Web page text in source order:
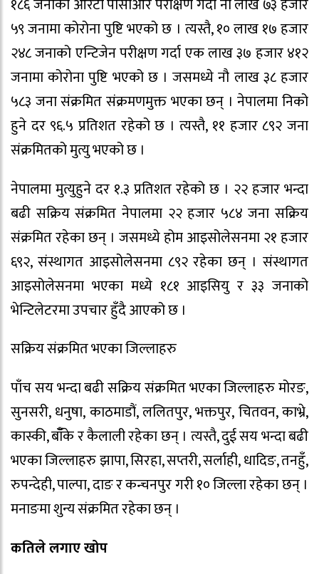
५९ जनामा कोरोना पुष्टि भएको छ । त्यस्तै, १० लाख १७ हजार
२४८ जनाको एन्टिजेन परीक्षण गर्दा एक लाख ३७ हजार ४१२
जनामा कोरोना पुष्टि भएको छ । जसमध्ये नौ लाख ३८ हजार
५८३ जना संक्रमित संक्रमणमुक्त भएका छन् । नेपालमा निको
हुने दर ९६.५ प्रतिशत रहेको छ । त्यस्तै, ११ हजार ८९२ जना
संक्रमितको मुत्यु भएको छ ।
नेपालमा मुत्युहुने दर १.३ प्रतिशत रहेको छ । २२ हजार भन्दा
बढी सक्रिय संक्रमित नेपालमा २२ हजार ५८४ जना सक्रिय
संक्रमित रहेका छन् । जसमध्ये होम आइसोलेसनमा २१ हजार
६९२, संस्थागत आइसोलेसनमा ८९२ रहेका छन् । संस्थागत
आइसोलेसनमा भएका मध्ये १८१ आइसियु र ३३ जनाको
भेन्टिलेटरमा उपचार हुँदै आएको छ ।
सक्रिय संक्रमित भएका जिल्लाहरु
पाँच सय भन्दा बढी सक्रिय संक्रमित भएका जिल्लाहरु मोरङ,
सुनसरी, धनुषा, काठमाडौं, ललितपुर, भक्तपुर, चितवन, काभ्रे,
कास्की, बाँँके र कैलाली रहेका छन् । त्यस्तै, दुई सय भन्दा बढी
भएका जिल्लाहरु झापा, सिरहा, सप्तरी, सर्लाही, धादिङ, तनहुँ,
रुपन्देही, पाल्पा, दाङ र कन्चनपुर गरी १० जिल्ला रहेका छन् ।
मनाङमा शुन्य संक्रमित रहेका छन् ।
कतिले लगाए खोप